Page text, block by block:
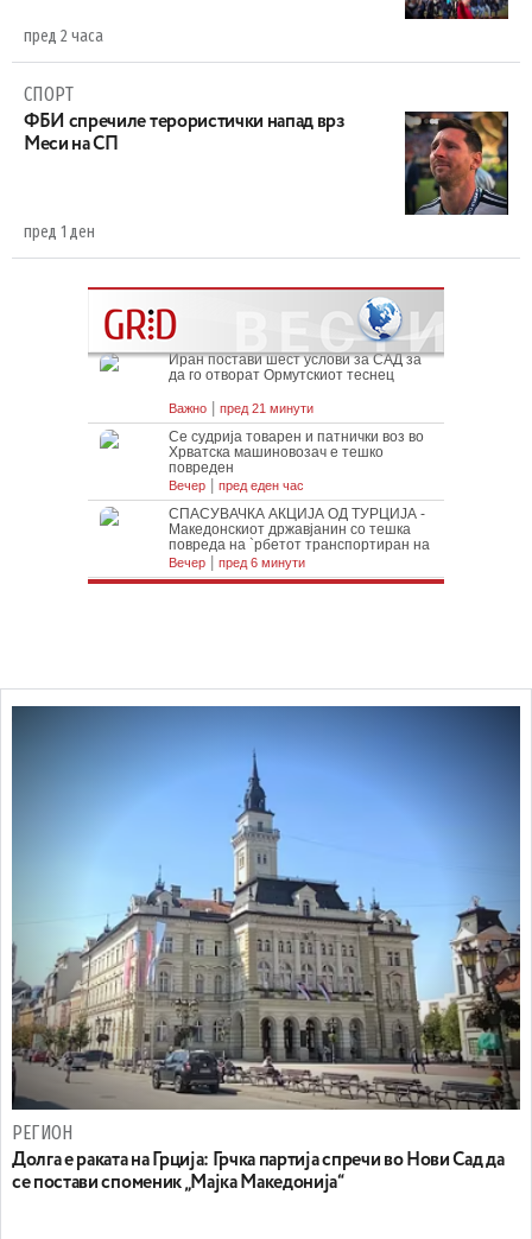
пред 2 часа
СПОРТ
ФБИ спречиле терористички напад врз
Меси на СП
пред 1 ден
РЕГИОН
Долга е раката на Грција: Грчка партија спречи во Нови Сад да
се постави споменик „Мајка Македонија“